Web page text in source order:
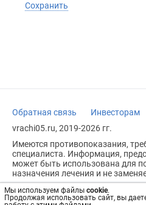
Мы используем файлы cookie.
Продолжая использовать сайт, вы
Сохранить
Обратная связь Инвесторам
vrachi05.ru, 2019-2026 гг.
Имеются противопоказания,
специалиста. Информация,
может быть использована для
назначения лечения и не
Возрастное ограничение: 18+